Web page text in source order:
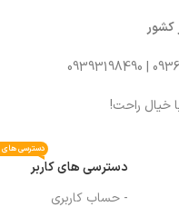
کشور
خیال راحت!
دسترسی های کاربر
دسترسی های
- حساب کاربری